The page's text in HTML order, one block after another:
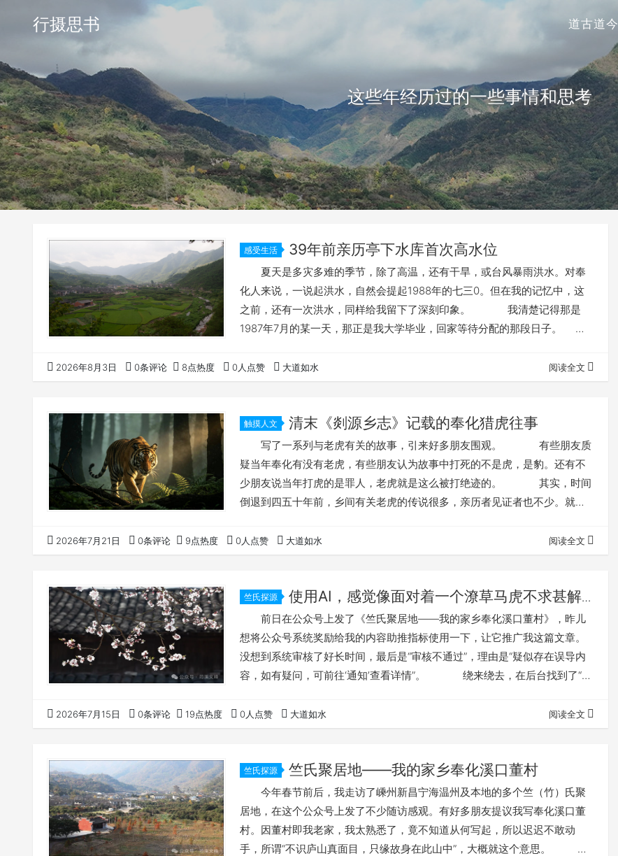
行摄思书 道古道今
这些年经历过的一些事情和思考
感受生活 39年前亲历亭下水库首次高水位
夏天是多灾多难的季节，除了高温，还有干旱，或台风暴雨洪水。对奉
化人来说，一说起洪水，自然会提起1988年的七三0。但在我的记忆中，这
之前，还有一次洪水，同样给我留下了深刻印象。 我清楚记得那是
1987年7月的某一天，那正是我大学毕业，回家等待分配的那段日子。
水库水快涨到庙门口了，让赶紧去抢收庙门口的稻。我听到后，也赶去看热
闹。 庙是指我老家村口不远处的显灵庙，距离村里住宅仅100多米。
2026年8月3日 0条评论 8点热度 0人点赞 大道如水 阅读全文
触摸人文 清末《剡源乡志》记载的奉化猎虎往事
写了一系列与老虎有关的故事，引来好多朋友围观。 有些朋友质
疑当年奉化有没有老虎，有些朋友认为故事中打死的不是虎，是豹。还有不
少朋友说当年打虎的是罪人，老虎就是这么被打绝迹的。 其实，时间
倒退到四五十年前，乡间有关老虎的传说很多，亲历者见证者也不少。就是
时，曾收到过同学赠送的半个拇指大小的虎骨，说是祖上传下来的，磨一点
虎骨粉，撒在伤口上，对伤口收敛很有帮助。那一小块骨头是不是真的虎
2026年7月21日 0条评论 9点热度 0人点赞 大道如水 阅读全文
竺氏探源
使用AI，感觉像面对着一个潦草马虎不求甚解
的学生
前日在公众号上发了《竺氏聚居地——我的家乡奉化溪口董村》，昨儿
想将公众号系统奖励给我的内容助推指标使用一下，让它推广我这篇文章。
没想到系统审核了好长时间，最后是“审核不通过”，理由是“疑似存在误导内
容，如有疑问，可前往‘通知’查看详情”。 绕来绕去，在后台找到了“通
估计是AI干的，干脆我问AI吧。 我将文章链接发给一个常用的AI，
问： 这文有误导的内容吗？ AI很快回答： 《竺氏聚居
2026年7月15日 0条评论 19点热度 0人点赞 大道如水 阅读全文
竺氏探源 竺氏聚居地——我的家乡奉化溪口董村
今年春节前后，我走访了嵊州新昌宁海温州及本地的多个竺（竹）氏聚
居地，在这个公众号上发了不少随访感观。有好多朋友提议我写奉化溪口董
村。因董村即我老家，我太熟悉了，竟不知道从何写起，所以迟迟不敢动
手，所谓“不识庐山真面目，只缘故身在此山中”，大概就这个意思。